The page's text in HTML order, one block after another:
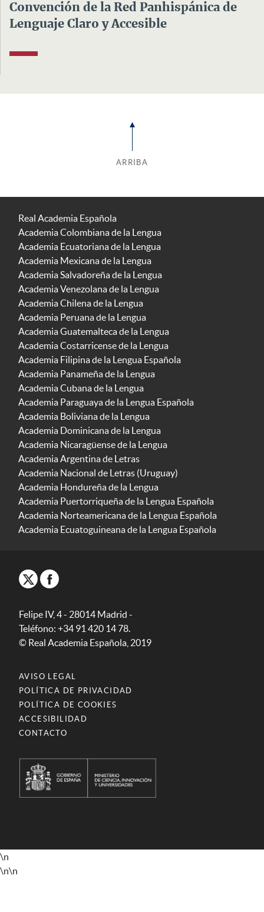
Convención de la Red Panhispánica de
Lenguaje Claro y Accesible
ARRIBA
Real Academia Española
Academia Colombiana de la Lengua
Academia Ecuatoriana de la Lengua
Academia Mexicana de la Lengua
Academia Salvadoreña de la Lengua
Academia Venezolana de la Lengua
Academia Chilena de la Lengua
Academia Peruana de la Lengua
Academia Guatemalteca de la Lengua
Academia Costarricense de la Lengua
Academia Filipina de la Lengua Española
Academia Panameña de la Lengua
Academia Cubana de la Lengua
Academia Paraguaya de la Lengua Española
Academia Boliviana de la Lengua
Academia Dominicana de la Lengua
Academia Nicaragüense de la Lengua
Academia Argentina de Letras
Academia Nacional de Letras (Uruguay)
Academia Hondureña de la Lengua
Academia Puertorriqueña de la Lengua Española
Academia Norteamericana de la Lengua Española
Academia Ecuatoguineana de la Lengua Española
Felipe IV, 4 - 28014 Madrid -
Teléfono: +34 91 420 14 78.
© Real Academia Española, 2019
AVISO LEGAL
POLÍTICA DE PRIVACIDAD
POLÍTICA DE COOKIES
ACCESIBILIDAD
CONTACTO
\n
\n\n